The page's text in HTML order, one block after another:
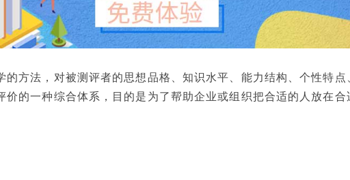
的方法，对被测评者的思想品格、知识水平、能力结构、个性特点
价的一种综合体系，目的是为了帮助企业或组织把合适的人放在合